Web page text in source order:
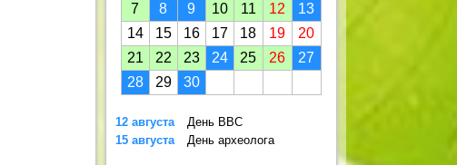
7
8 9 10 11 12
13
14
15 16 17 18 19
20
21
22 23 24 25 26
27
28
29 30
12 августа
День ВВС
15 августа
День археолога